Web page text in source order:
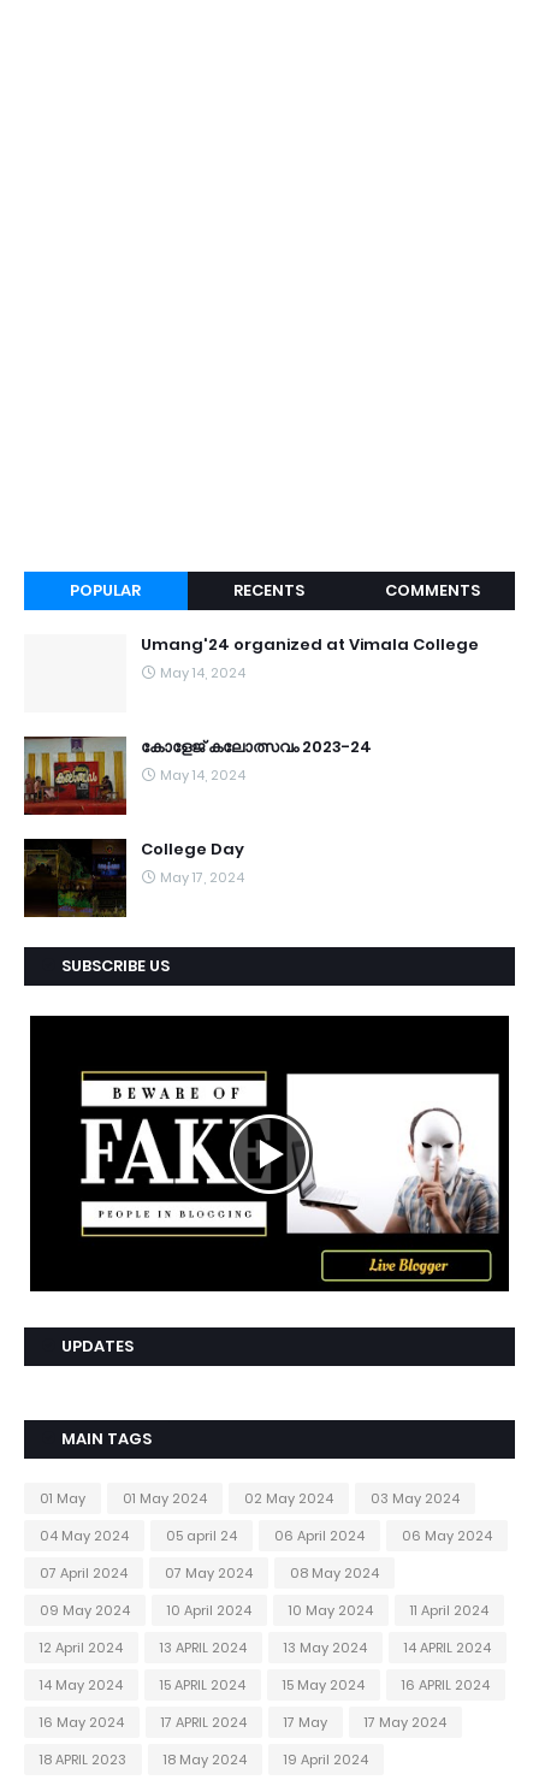
POPULAR RECENTS COMMENTS
Umang'24 organized at Vimala College
May 14, 2024
കോളേജ് കലോത്സവം 2023-24
May 14, 2024
College Day
May 17, 2024
SUBSCRIBE US
UPDATES
MAIN TAGS
01 May 01 May 2024 02 May 2024
03 May 2024
04 May 2024
05 april 24 06 April 2024
06 May 2024
07 April 2024
07 May 2024
08 May 2024
09 May 2024
10 April 2024 10 May 2024
11 April 2024
12 April 2024
13 APRIL 2024 13 May 2024
14 APRIL 2024
14 May 2024
15 APRIL 2024 15 May 2024
16 APRIL 2024
16 May 2024
17 APRIL 2024 17 May
17 May 2024
18 APRIL 2023
18 May 2024
19 April 2024